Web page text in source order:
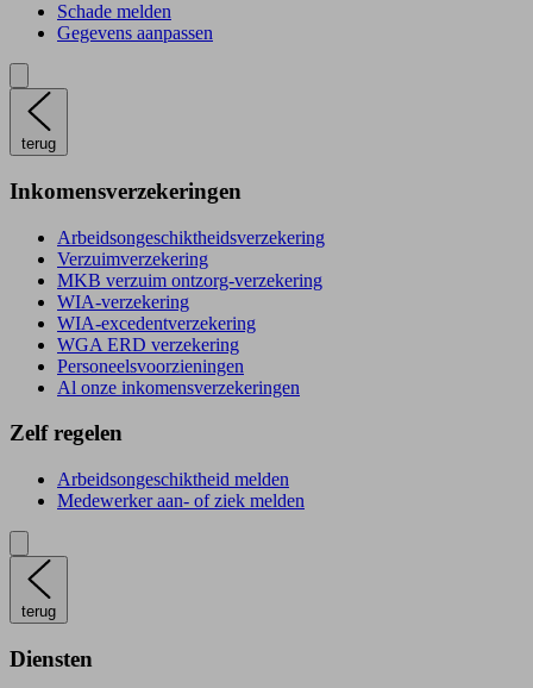
Schade melden
Gegevens aanpassen
terug
Inkomensverzekeringen
Arbeidsongeschiktheidsverzekering
Verzuimverzekering
MKB verzuim ontzorg-verzekering
WIA-verzekering
WIA-excedentverzekering
WGA ERD verzekering
Personeelsvoorzieningen
Al onze inkomensverzekeringen
Zelf regelen
Arbeidsongeschiktheid melden
Medewerker aan- of ziek melden
terug
Diensten